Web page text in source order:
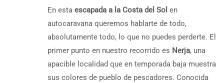
En esta escapada a la Costa del Sol en
autocaravana queremos hablarte de todo,
absolutamente todo, lo que no puedes perderte. El
primer punto en nuestro recorrido es Nerja, una
apacible localidad que en temporada baja muestra
sus colores de pueblo de pescadores. Conocida